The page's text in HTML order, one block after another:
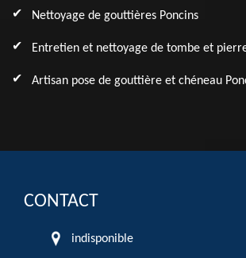
Nettoyage de gouttières Poncins
Entretien et nettoyage de tombe et
Artisan pose de gouttière et chéneau
CONTACT
indisponible